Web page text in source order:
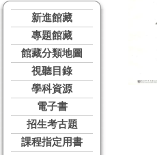
新進館藏
專題館藏
館藏分類地圖
視聽目錄
學科資源
電子書
招生考古題
課程指定用書